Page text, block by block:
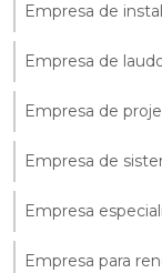
Empresa de
Empresa de
Empresa de
Empresa de
Empresa
Empresa para